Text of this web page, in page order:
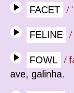
FACET /
FELINE /
FOWL /
ave, galinha.